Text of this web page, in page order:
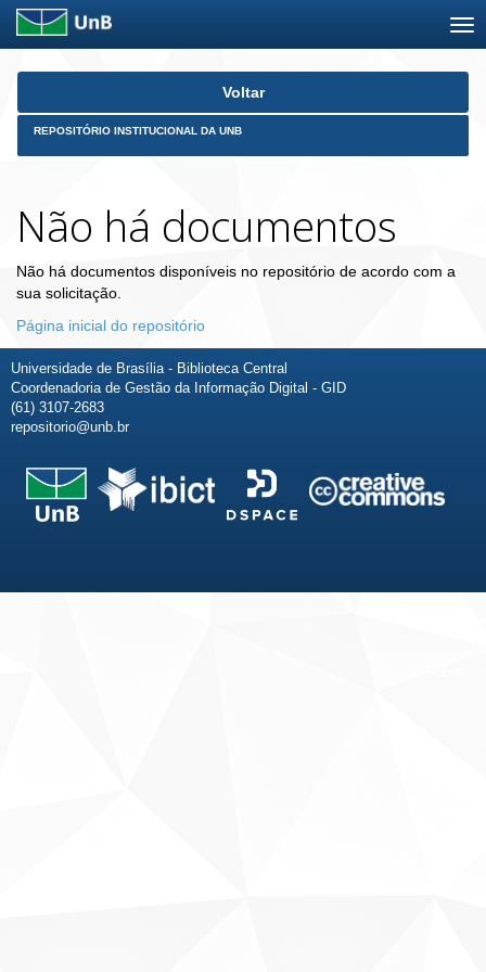
Skip
Voltar
REPOSITÓRIO INSTITUCIONAL DA UNB
Não há documentos
Não há documentos disponíveis no repositório de acordo com a
sua solicitação.
Página inicial do repositório
Universidade de Brasília - Biblioteca Central
Coordenadoria de Gestão da Informação Digital - GID
(61) 3107-2683
repositorio@unb.br